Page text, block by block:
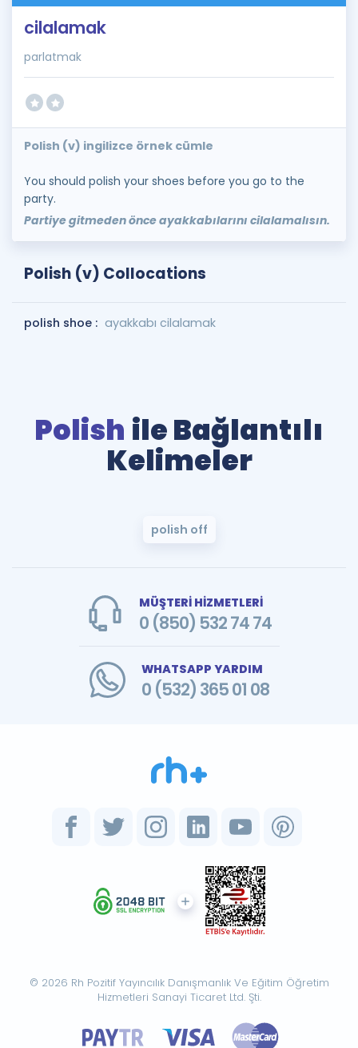
cilalamak
parlatmak
Polish (v) ingilizce örnek cümle
You should polish your shoes before you go to the
party.
Partiye gitmeden önce ayakkabılarını cilalamalısın.
Polish (v) Collocations
polish shoe : ayakkabı cilalamak
Polish ile Bağlantılı
Kelimeler
polish off
MÜŞTERİ HİZMETLERİ
0 (850) 532 74 74
WHATSAPP YARDIM
0 (532) 365 01 08
© 2026 Rh Pozitif Yayıncılık Danışmanlık Ve Eğitim Öğretim
Hizmetleri Sanayi Ticaret Ltd. Şti.